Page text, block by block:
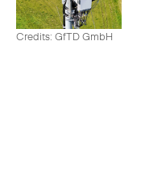
Credits: GfTD GmbH